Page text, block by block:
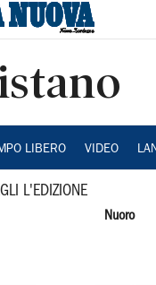
LIBERO VIDEO
L'EDIZIONE
Nuoro